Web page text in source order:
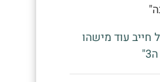
חייב עוד מישהו